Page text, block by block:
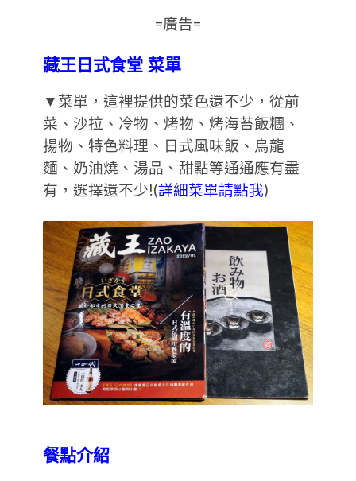
=廣告=
藏王日式食堂 菜單
▼菜單，這裡提供的菜色還不少，從前
菜、沙拉、冷物、烤物、烤海苔飯糰、
揚物、特色料理、日式風味飯、烏龍
麵、奶油燒、湯品、甜點等通通應有盡
有，選擇還不少!(詳細菜單請點我)
餐點介紹